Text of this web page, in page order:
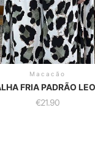
Macacão
FRIA PADRÃO
€21.90